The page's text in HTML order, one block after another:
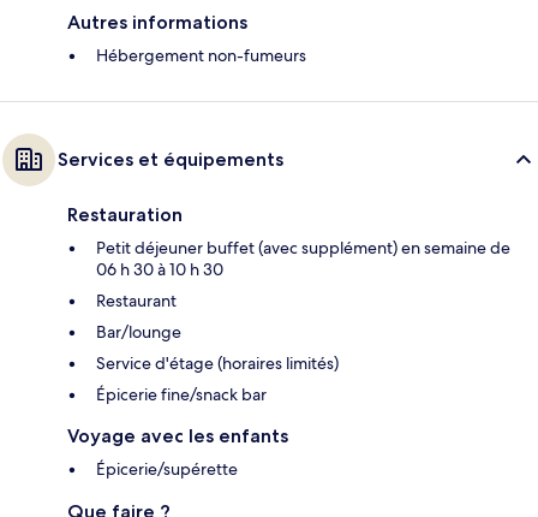
Autres informations
Hébergement non-fumeurs
Services et équipements
Restauration
Petit déjeuner buffet (avec supplément) en semaine de
06 h 30 à 10 h 30
Restaurant
Bar/lounge
Service d'étage (horaires limités)
Épicerie fine/snack bar
Voyage avec les enfants
Épicerie/supérette
Que faire ?